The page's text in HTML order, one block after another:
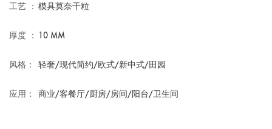
工艺 ： 模具莫奈干粒
厚度 ： 10 MM
风格： 轻奢/现代简约/欧式/新中式/田园
应用： 商业/客餐厅/厨房/房间/阳台/卫生间